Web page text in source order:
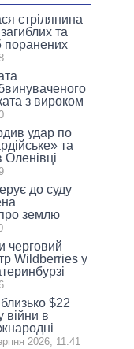
стрілянина
та
з вироком
удар по
та
до суду
землю
черговий
Wildberries у
$22
війни в
2026, 11:41